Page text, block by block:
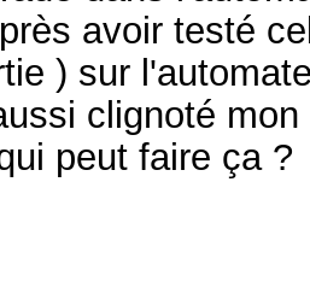
avoir testé
) sur
clignoté
peut faire ça ?